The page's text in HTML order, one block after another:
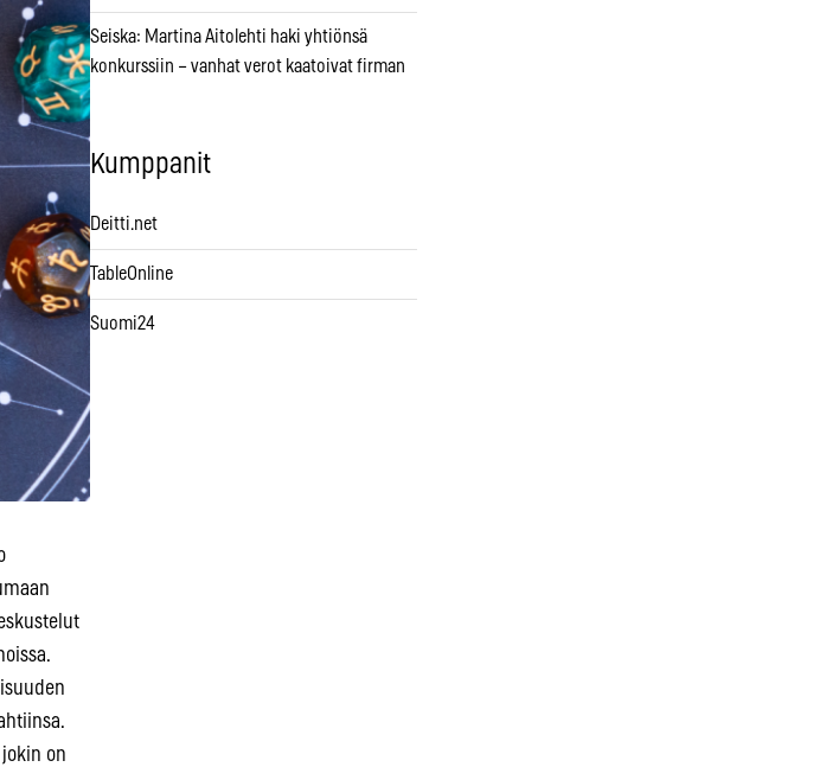
on
Seiska: Martina Aitolehti haki yhtiönsä
konkurssiin – vanhat verot kaatoivat firman
Kumppanit
Deitti.net
TableOnline
Suomi24